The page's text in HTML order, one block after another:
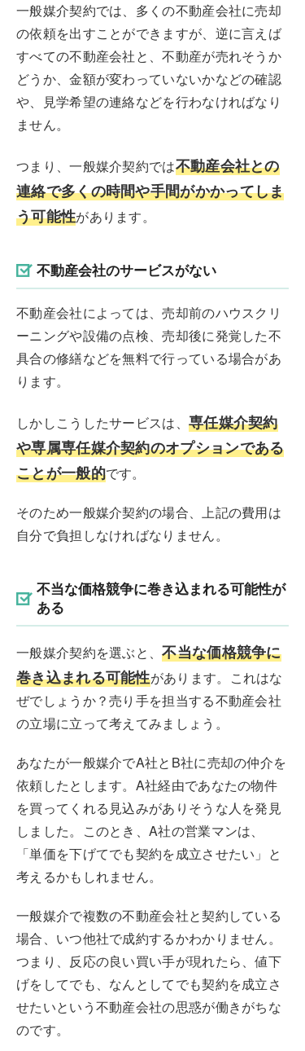
一般媒介契約では、多くの不動産会社に売却
の依頼を出すことができますが、逆に言えば
すべての不動産会社と、不動産が売れそうか
どうか、金額が変わっていないかなどの確認
や、見学希望の連絡などを行わなければなり
ません。
つまり、一般媒介契約では不動産会社との
連絡で多くの時間や手間がかかってしま
う可能性があります。
不動産会社のサービスがない
不動産会社によっては、売却前のハウスクリ
ーニングや設備の点検、売却後に発覚した不
具合の修繕などを無料で行っている場合があ
ります。
しかしこうしたサービスは、 専任媒介契約
や専属専任媒介契約のオプションである
ことが一般的です。
そのため一般媒介契約の場合、上記の費用は
自分で負担しなければなりません。
不当な価格競争に巻き込まれる可能性が
ある
一般媒介契約を選ぶと、不当な価格競争に
巻き込まれる可能性があります。これはな
ぜでしょうか？売り手を担当する不動産会社
の立場に立って考えてみましょう。
あなたが一般媒介でA社とB社に売却の仲介を
依頼したとします。A社経由であなたの物件
を買ってくれる見込みがありそうな人を発見
しました。このとき、A社の営業マンは、
「単価を下げてでも契約を成立させたい」と
考えるかもしれません。
一般媒介で複数の不動産会社と契約している
場合、いつ他社で成約するかわかりません。
つまり、反応の良い買い手が現れたら、値下
げをしてでも、なんとしてでも契約を成立さ
せたいという不動産会社の思惑が働きがちな
のです。